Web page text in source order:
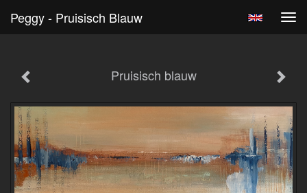
Peggy - Pruisisch Blauw
Pruisisch blauw